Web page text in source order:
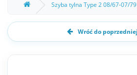
Szyba tylna Type 2 08/67-07/
Wróć do